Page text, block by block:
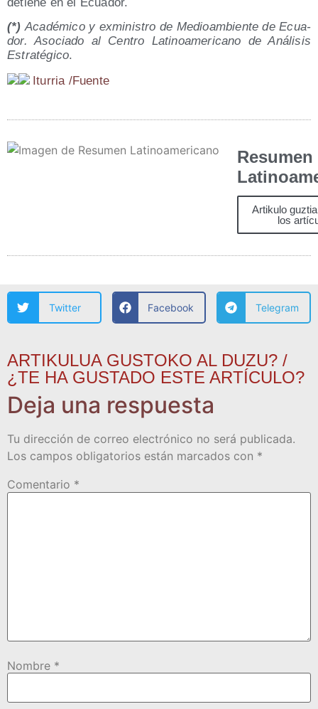
(*)Aca­dé­mi­co y exmi­nis­tro de Medioam­bien­te de Ecua­
dor. Aso­cia­do al Cen­tro Lati­no­ame­ri­cano de Aná­li­sis
Estra­té­gi­co.
Itu­rria /​Fuen­te
Resumen
Artikulo
los
Twitter Facebook Telegram
ARTIKULUA GUSTOKO AL DUZU? /
¿TE HA GUSTADO ESTE ARTÍCULO?
Deja una respuesta
Tu dirección de correo electrónico no será publicada.
Los campos obligatorios están marcados con *
Comentario *
Nombre *